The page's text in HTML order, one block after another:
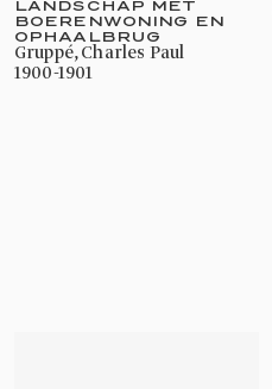
LANDSCHAP MET
BOERENWONING EN
OPHAALBRUG
Gruppé, Charles Paul
1900-1901